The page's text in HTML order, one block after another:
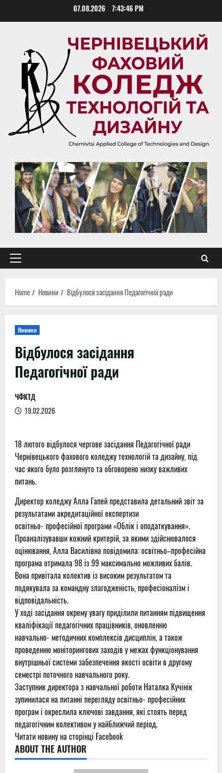
07.08.2026 7:43:47 PM
Primary
Home
Новини Відбулося засідання Педагогічної ради
Новини
Відбулося засідання
Педагогічної ради
ЧФКТД
19.02.2026
18 лютого відбулося чергове засідання Педагогічної ради
Чернівецького фахового коледжу технологій та дизайну, під
час якого було розглянуто та обговорено низку важливих
питань.
Директор коледжу Алла Гапей представила детальний звіт за
результатами акредитаційної експертизи
освітньо‑професійної програми «Облік і оподаткування».
Проаналізувавши кожний критерій, за якими здійснювалося
оцінювання, Алла Василівна повідомила: освітньо–професійна
програма отримала 98 із 99 максимально можливих балів.
Вона привітала колектив із високим результатом та
подякувала за командну злагодженість, професіоналізм і
відповідальність.
У ході засідання окрему увагу приділили питанням підвищення
кваліфікації педагогічних працівників, оновленню
навчально‑методичних комплексів дисциплін, а також
проведенню моніторингових заходів у межах функціонування
внутрішньої системи забезпечення якості освіти в другому
семестрі поточного навчального року.
Заступник директора з навчальної роботи Наталка Кучінік
зупинилася на питанні перегляду освітньо‑професійних
програм і окреслила ключові завдання, які стоять перед
педагогічним колективом у найближчий період.
Читати новину на сторінці Facebook
ABOUT THE AUTHOR